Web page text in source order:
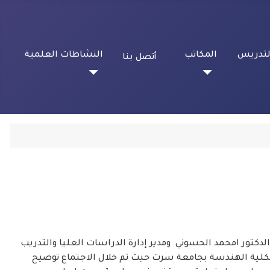
المكاتب أتصل بنا النشاطات العلمية
امحمد الحسوني ومدير إدارة الدراسات العليا والتدريب
بكلية الهندسة بجامعة سرت حيث تم خلال الاجتماع توضيح